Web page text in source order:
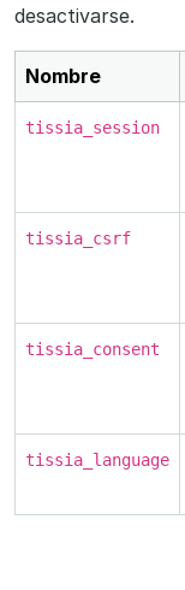
desactivarse.
Nombre
tissia_session
tissia_csrf
tissia_consent
tissia_language